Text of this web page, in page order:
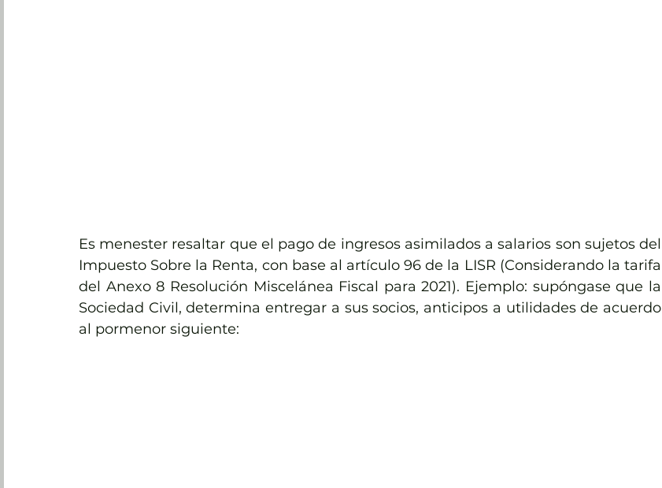
Es menester resaltar que el pago de ingresos asimilados a salarios son sujetos del
Impuesto Sobre la Renta, con base al artículo 96 de la LISR (Considerando la tarifa
del Anexo 8 Resolución Miscelánea Fiscal para 2021). Ejemplo: supóngase que la
Sociedad Civil, determina entregar a sus socios, anticipos a utilidades de acuerdo
al pormenor siguiente: